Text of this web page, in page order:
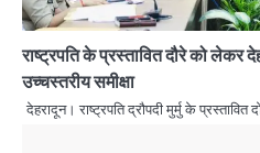
राष्ट्रपति के प्रस्तावित दौरे को लेकर
उच्चस्तरीय समीक्षा
देहरादून। राष्ट्रपति द्रौपदी मुर्मु के